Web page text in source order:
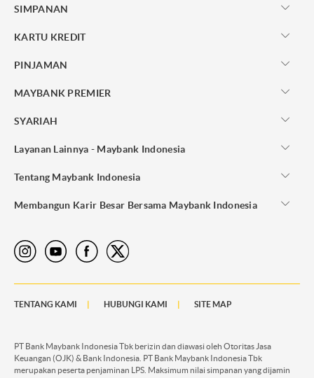
SIMPANAN
KARTU KREDIT
PINJAMAN
MAYBANK PREMIER
SYARIAH
Layanan Lainnya - Maybank Indonesia
Tentang Maybank Indonesia
Membangun Karir Besar Bersama Maybank Indonesia
TENTANG KAMI HUBUNGI KAMI SITE MAP
PT Bank Maybank Indonesia Tbk berizin dan diawasi oleh Otoritas Jasa
Keuangan (OJK) & Bank Indonesia. PT Bank Maybank Indonesia Tbk
merupakan peserta penjaminan LPS. Maksimum nilai simpanan yang dijamin